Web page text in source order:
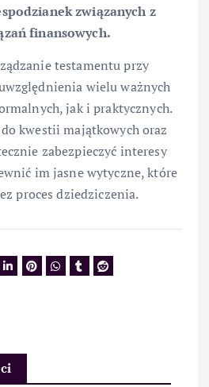
związanych z
finansowych.
testamentu przy
wielu ważnych
jak i praktycznych.
kwestii majątkowych oraz
zabezpieczyć interesy
im jasne wytyczne, które
proces dziedziczenia.